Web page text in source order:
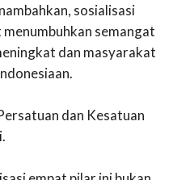
sosialisasi
semangat
dan masyarakat
dan Kesatuan